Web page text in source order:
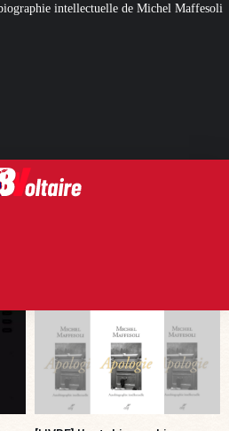
Pour regagner son influence en